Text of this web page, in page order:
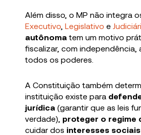
Além disso, o MP não integra
Executivo ,Legislativo e
autônoma tem um motivo
fiscalizar, com independência,
todos os poderes.
A Constituição também
instituição existe para
jurídica(garantir que as leis
verdade), proteger o regime
cuidar dos interesses